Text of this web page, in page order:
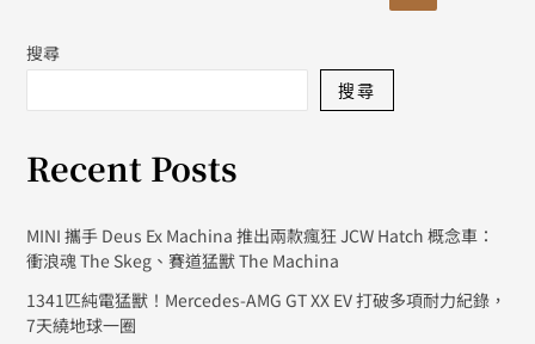
搜尋
搜尋
Recent Posts
MINI 攜手 Deus Ex Machina 推出兩款瘋狂 JCW Hatch 概念車：
衝浪魂 The Skeg、賽道猛獸 The Machina
1341匹純電猛獸！Mercedes-AMG GT XX EV 打破多項耐力紀錄，
7天繞地球一圈